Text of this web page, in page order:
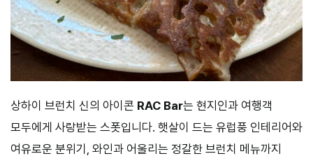
상하이 브런치 신의 아이콘 RAC Bar는 현지인과 여행객
모두에게 사랑받는 스폿입니다. 햇살이 드는 유럽풍 인테리어와
여유로운 분위기, 와인과 어울리는 정갈한 브런치 메뉴까지